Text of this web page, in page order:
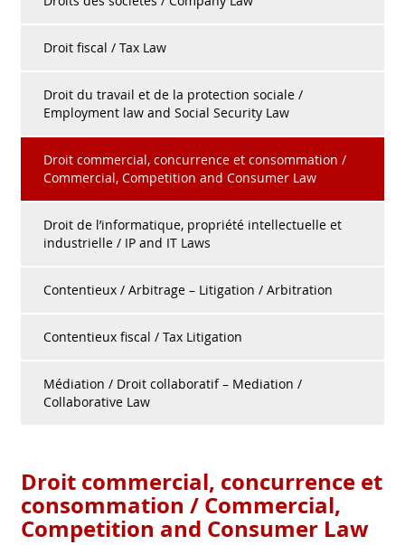
Droit fiscal / Tax Law
Droit du travail et de la protection sociale /
Employment law and Social Security Law
Droit commercial, concurrence et consommation /
Commercial, Competition and Consumer Law
Droit de l’informatique, propriété intellectuelle et
industrielle / IP and IT Laws
Contentieux / Arbitrage – Litigation / Arbitration
Contentieux fiscal / Tax Litigation
Médiation / Droit collaboratif – Mediation /
Collaborative Law
Droit commercial, concurrence et
consommation / Commercial,
Competition and Consumer Law